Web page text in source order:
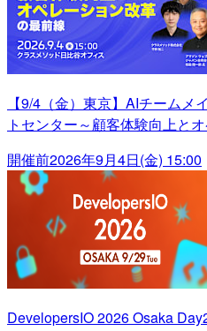
【9/4（金）東京】AIチームメ
トセンター～顧客体験向上と
開催前2026年9月4日(金) 15:00
DevelopersIO 2026 Osaka